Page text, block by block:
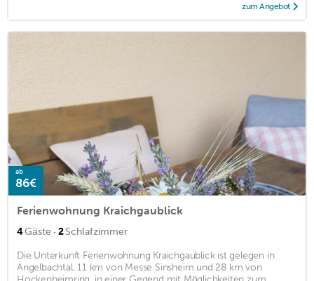
zum Angebot
ab
86€
Ferienwohnung Kraichgaublick
4Gäste · 2Schlafzimmer
Die Unterkunft Ferienwohnung Kraichgaublick ist gelegen in
Angelbachtal, 11 km von Messe Sinsheim und 28 km von